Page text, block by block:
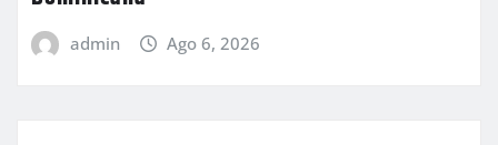
admin Ago 6, 2026